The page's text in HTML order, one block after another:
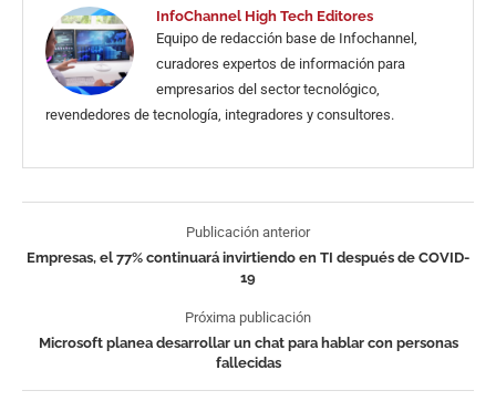
InfoChannel High Tech Editores
Equipo de redacción base de Infochannel,
curadores expertos de información para
empresarios del sector tecnológico,
revendedores de tecnología, integradores y consultores.
Publicación anterior
Empresas, el 77% continuará invirtiendo en TI después de COVID-
19
Próxima publicación
Microsoft planea desarrollar un chat para hablar con personas
fallecidas